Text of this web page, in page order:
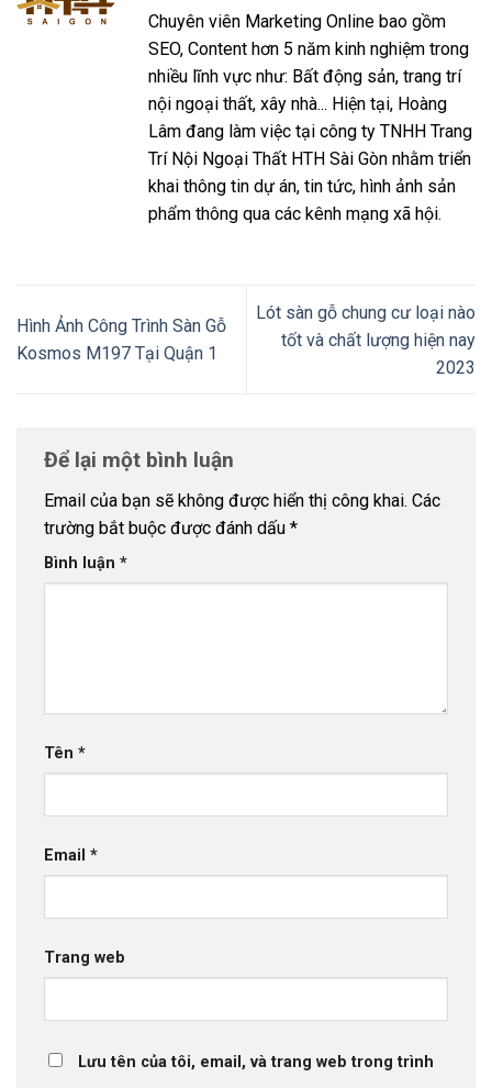
Chuyên viên Marketing Online bao gồm
SEO, Content hơn 5 năm kinh nghiệm trong
nhiều lĩnh vực như: Bất động sản, trang trí
nội ngoại thất, xây nhà... Hiện tại, Hoàng
Lâm đang làm việc tại công ty TNHH Trang
Trí Nội Ngoại Thất HTH Sài Gòn nhằm triển
khai thông tin dự án, tin tức, hình ảnh sản
phẩm thông qua các kênh mạng xã hội.
Hình Ảnh Công Trình Sàn Gỗ
Kosmos M197 Tại Quận 1
Lót sàn gỗ chung cư loại nào
tốt và chất lượng hiện nay
2023
Để lại một bình luận
Email của bạn sẽ không được hiển thị công khai. Các
trường bắt buộc được đánh dấu *
Bình luận *
Tên *
Email *
Trang web
Lưu tên của tôi, email, và trang web trong trình